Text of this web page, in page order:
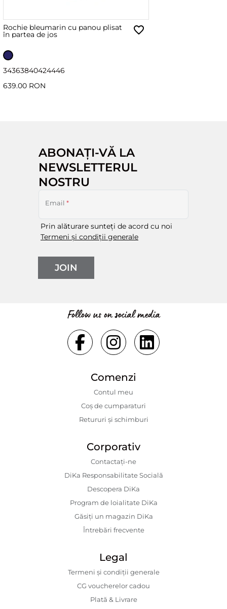
Rochie bleumarin cu panou plisat
în partea de jos
34363840424446
639.00 RON
ABONAȚI-VĂ LA
NEWSLETTERUL
NOSTRU
Email *
Prin alăturare sunteți de acord cu noi
Termeni și condiții generale
JOIN
Follow us on social media
Comenzi
Contul meu
Coș de cumparaturi
Retururi și schimburi
Corporativ
Contactaţi-ne
DiKa Responsabilitate Socială
Descopera DiKa
Program de loialitate DiKa
Găsiți un magazin DiKa
Întrebări frecvente
Legal
Termeni și condiții generale
CG voucherelor cadou
Plată & Livrare